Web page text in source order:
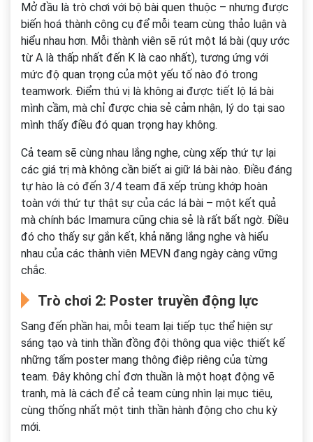
Mở đầu là trò chơi với bộ bài quen thuộc – nhưng được
biến hoá thành công cụ để mỗi team cùng thảo luận và
hiểu nhau hơn. Mỗi thành viên sẽ rút một lá bài (quy ước
từ A là thấp nhất đến K là cao nhất), tương ứng với
mức độ quan trọng của một yếu tố nào đó trong
teamwork. Điểm thú vị là không ai được tiết lộ lá bài
mình cầm, mà chỉ được chia sẻ cảm nhận, lý do tại sao
mình thấy điều đó quan trọng hay không.
Cả team sẽ cùng nhau lắng nghe, cùng xếp thứ tự lại
các giá trị mà không cần biết ai giữ lá bài nào. Điều đáng
tự hào là có đến 3/4 team đã xếp trùng khớp hoàn
toàn với thứ tự thật sự của các lá bài – một kết quả
mà chính bác Imamura cũng chia sẻ là rất bất ngờ. Điều
đó cho thấy sự gắn kết, khả năng lắng nghe và hiểu
nhau của các thành viên MEVN đang ngày càng vững
chắc.
Trò chơi 2: Poster truyền động lực
Sang đến phần hai, mỗi team lại tiếp tục thể hiện sự
sáng tạo và tinh thần đồng đội thông qua việc thiết kế
những tấm poster mang thông điệp riêng của từng
team. Đây không chỉ đơn thuần là một hoạt động vẽ
tranh, mà là cách để cả team cùng nhìn lại mục tiêu,
cùng thống nhất một tinh thần hành động cho chu kỳ
mới.